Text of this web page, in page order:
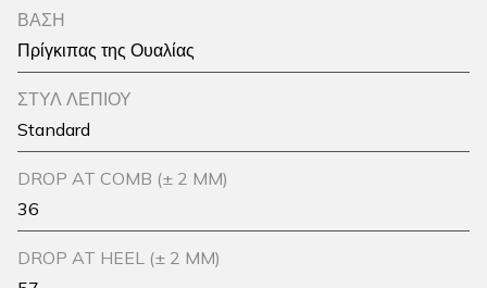
ΒΑΣΗ
Πρίγκιπας της Ουαλίας
ΣΤΥΛ ΛΕΠΙΟΥ
Standard
DROP AT COMB (± 2 MM)
36
DROP AT HEEL (± 2 MM)